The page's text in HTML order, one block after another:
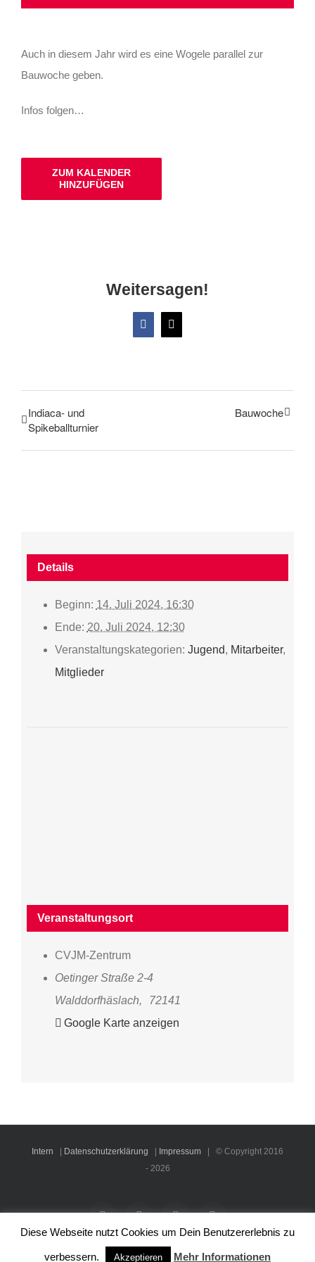
Auch in diesem Jahr wird es eine Wogele parallel zur
Bauwoche geben.
Infos folgen…
ZUM KALENDER
HINZUFÜGEN
Weitersagen!
Facebook
X
Indiaca- und
Spikeballturnier
Bauwoche
Details
Beginn: 14. Juli 2024, 16:30
Ende: 20. Juli 2024, 12:30
Veranstaltungskategorien: Jugend, Mitarbeiter,
Mitglieder
Veranstaltungsort
CVJM-Zentrum
Oetinger Straße 2-4
Walddorfhäslach,
72141
Google Karte anzeigen
Intern Datenschutzerklärung Impressum | © Copyright 2016
- 2026
Diese Webseite nutzt Cookies um Dein Benutzererlebnis zu
verbessern. Akzeptieren Mehr Informationen